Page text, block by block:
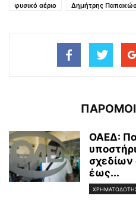
φυσικό αέριο
Δημήτρης
ΟΑΕΔ:
σχεδίων
έως...